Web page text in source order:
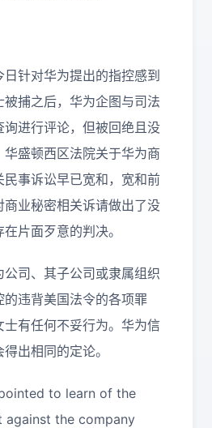
针对华为提出的指控感到
被捕之后，华为企图与司法
进行评论，但被回绝且没
华盛顿西区法院关于华为商
民事诉讼早已宽和，宽和前
商业秘密相关诉请做出了没
片面歹意的判决。
司、其子公司或隶属组织
违背美国法令的各项罪
士有任何不妥行为。华为信
出相同的定论。
to learn of the
against the company